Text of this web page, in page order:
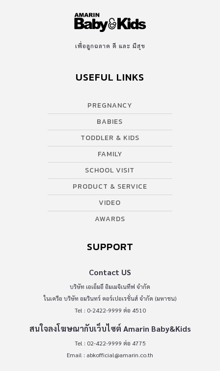
เพื่อลูกฉลาด ดี และ มีสุข
USEFUL LINKS
PREGNANCY
BABIES
TODDLER & KIDS
FAMILY
SCHOOL VISIT
PRODUCT & SERVICE
VIDEO
AWARDS
SUPPORT
Contact US
บริษัท เอเอ็มอี อิมเมจิเนทีฟ จำกัด
ในเครือ บริษัท อมรินทร์ คอร์เปอเรชั่นส์ จำกัด (มหาชน)
Tel : 0-2422-9999 ต่อ 4510
สนใจลงโฆษณากับเว็บไซต์ Amarin Baby&Kids
Tel : 02-422-9999 ต่อ 4775
Email : abkofficial@amarin.co.th